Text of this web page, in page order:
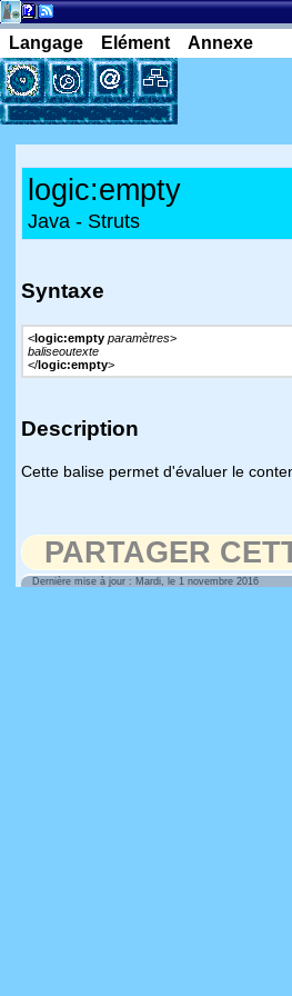
Langage
Elément Annexe
logic:empty
Java - Struts
Syntaxe
<logic:empty paramètres>
baliseoutexte
</logic:empty>
Description
Cette balise permet d'évaluer le
PARTAGER
Dernière mise à jour : Mardi, le 1 novembre 2016